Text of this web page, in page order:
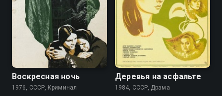
Воскресная ночь
1976, СССР, Криминал
7.0
Деревья на асфальте
1984, СССР, Драма